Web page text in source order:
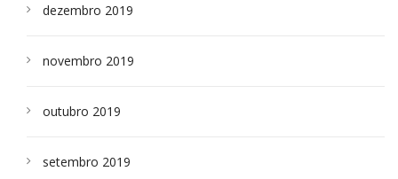
dezembro 2019
novembro 2019
outubro 2019
setembro 2019